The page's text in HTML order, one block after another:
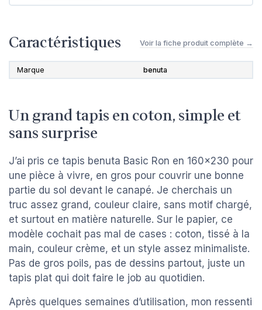
Caractéristiques Voir la fiche produit complète →
Marque benuta
Un grand tapis en coton, simple et
sans surprise
J’ai pris ce tapis benuta Basic Ron en 160x230 pour
une pièce à vivre, en gros pour couvrir une bonne
partie du sol devant le canapé. Je cherchais un
truc assez grand, couleur claire, sans motif chargé,
et surtout en matière naturelle. Sur le papier, ce
modèle cochait pas mal de cases : coton, tissé à la
main, couleur crème, et un style assez minimaliste.
Pas de gros poils, pas de dessins partout, juste un
tapis plat qui doit faire le job au quotidien.
Après quelques semaines d’utilisation, mon ressenti